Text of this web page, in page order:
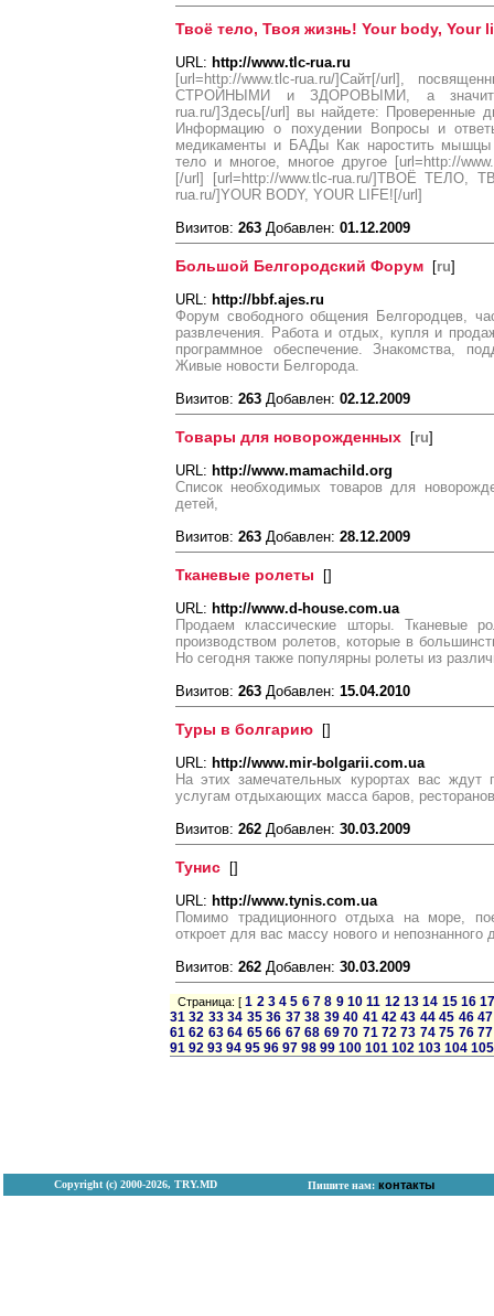
Твоё тело, Твоя жизнь! Your body, Your
URL: http://www.tlc-rua.ru
[url=http://www.tlc-rua.ru/]Сайт[/url],
СТРОЙНЫМИ и ЗДОРОВЫМИ, а значит
rua.ru/]Здесь[/url] вы найдете: Проверенные
Информацию о похудении Вопросы и
медикаменты и БАДы Как наростить мышцы
тело и многое, многое другое [url=http://
[/url] [url=http://www.tlc-rua.ru/]ТВОЁ ТЕЛО,
rua.ru/]YOUR BODY, YOUR LIFE![/url]
Визитов: 263 Добавлен: 01.12.2009
Большой Белгородский Форум [ru]
URL: http://bbf.ajes.ru
Форум свободного общения Белгородцев,
развлечения. Работа и отдых, купля и
программное обеспечение. Знакомства,
Живые новости Белгорода.
Визитов: 263 Добавлен: 02.12.2009
Товары для новорожденных [ru]
URL: http://www.mamachild.org
Список необходимых товаров для
детей,
Визитов: 263 Добавлен: 28.12.2009
Тканевые ролеты []
URL: http://www.d-house.com.ua
Продаем классические шторы. Тканевые
производством ролетов, которые в
Но сегодня также популярны ролеты из
Визитов: 263 Добавлен: 15.04.2010
Туры в болгарию []
URL: http://www.mir-bolgarii.com.ua
На этих замечательных курортах вас
услугам отдыхающих масса баров,
Визитов: 262 Добавлен: 30.03.2009
Тунис []
URL: http://www.tynis.com.ua
Помимо традиционного отдыха на море,
откроет для вас массу нового и непознанного
Визитов: 262 Добавлен: 30.03.2009
Страница: [1 2 3 4 5 6 7 8 9 10 11 12 13 14 15 16
31 32 33 34 35 36 37 38 39 40 41 42 43 44 45 46 47
61 62 63 64 65 66 67 68 69 70 71 72 73 74 75 76 77
91 92 93 94 95 96 97 98 99 100 101 102 103 104 105
Copyright (с) 2000-2026, TRY.MD Пишите нам: контакты